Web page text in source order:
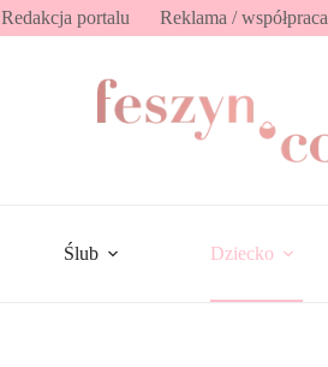
Redakcja portalu Reklama / współpraca
Ślub Dziecko